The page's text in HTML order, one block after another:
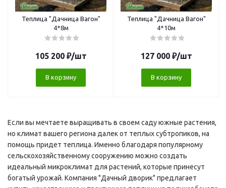
Теплица "Дачница Вагон"
4*8м
105 200₽/шт
В корзину
Теплица "Дачница Вагон"
4*10м
127 000₽/шт
В корзину
Если вы мечтаете выращивать в своем саду южные растения,
но климат вашего региона далек от теплых субтропиков, на
помощь придет теплица. Именно благодаря популярному
сельскохозяйственному сооружению можно создать
идеальный микроклимат для растений, которые принесут
богатый урожай. Компания "Дачный дворик" предлагает